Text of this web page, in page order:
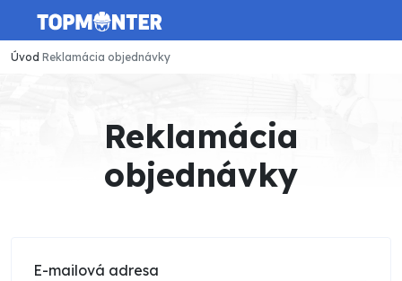
Úvod Reklamácia objednávky
Reklamácia
objednávky
E-mailová adresa